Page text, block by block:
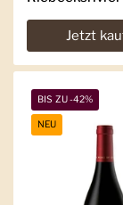
Jetzt
BIS ZU -42%
NEU